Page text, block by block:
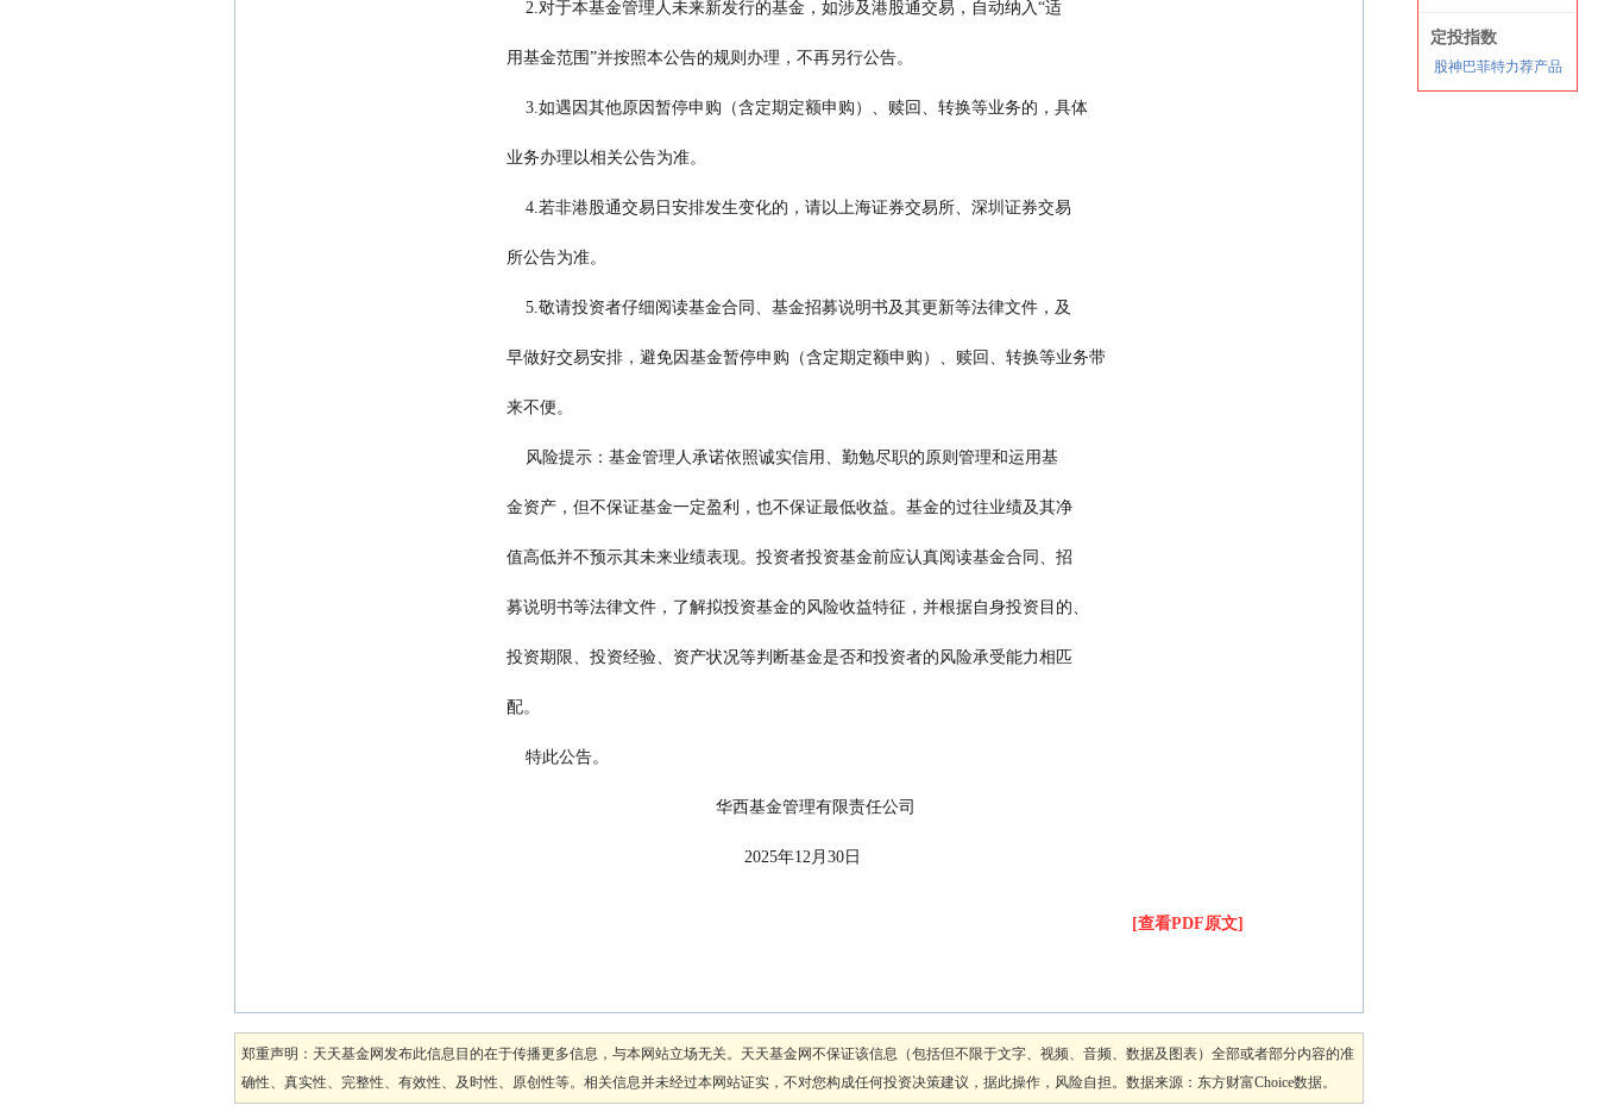
                                    2.对于本基金管理人未来新发行的基金，如涉及港股通交易，自动纳入“适
                                用基金范围”并按照本公告的规则办理，不再另行公告。
                                    3.如遇因其他原因暂停申购（含定期定额申购）、赎回、转换等业务的，具体
                                业务办理以相关公告为准。
                                    4.若非港股通交易日安排发生变化的，请以上海证券交易所、深圳证券交易
                                所公告为准。
                                    5.敬请投资者仔细阅读基金合同、基金招募说明书及其更新等法律文件，及
                                早做好交易安排，避免因基金暂停申购（含定期定额申购）、赎回、转换等业务带
                                来不便。
                                    风险提示：基金管理人承诺依照诚实信用、勤勉尽职的原则管理和运用基
                                金资产，但不保证基金一定盈利，也不保证最低收益。基金的过往业绩及其净
                                值高低并不预示其未来业绩表现。投资者投资基金前应认真阅读基金合同、招
                                募说明书等法律文件，了解拟投资基金的风险收益特征，并根据自身投资目的、
                                投资期限、投资经验、资产状况等判断基金是否和投资者的风险承受能力相匹
                                配。
                                    特此公告。
                                                                            华西基金管理有限责任公司
                                                                                  2025年12月30日
[查看PDF原文]
郑重声明：天天基金网发布此信息目的在于传播更多信息，与本网站立场无关。天天基金网不保证该信息（包括但不限于文字、视频、音频、数据及图表）全部或者部分内容的准
确性、真实性、完整性、有效性、及时性、原创性等。相关信息并未经过本网站证实，不对您构成任何投资决策建议，据此操作，风险自担。数据来源：东方财富Choice数据。